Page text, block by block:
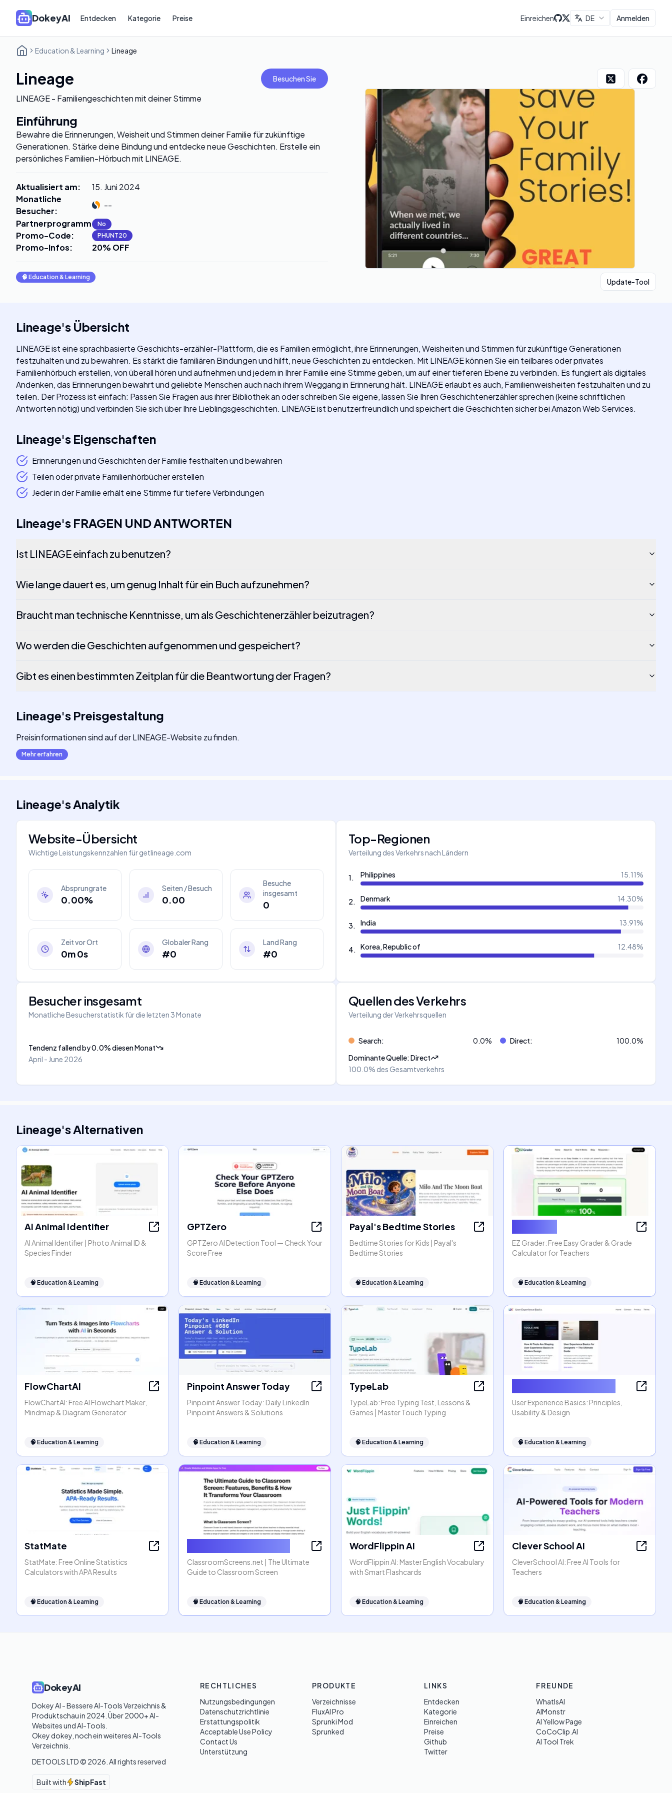
DokeyAI Entdecken Kategorie Preise Einreichen DE Anmelden
Education & Learning Lineage
Lineage Besuchen Sie
LINEAGE - Familiengeschichten mit deiner Stimme
Einführung
Bewahre die Erinnerungen, Weisheit und Stimmen deiner Familie für zukünftige
Generationen. Stärke deine Bindung und entdecke neue Geschichten. Erstelle ein
persönliches Familien-Hörbuch mit LINEAGE.
Aktualisiert am:
15. Juni 2024
Monatliche
Besucher:
--
Partnerprogramm: No
Promo-Code: PHUNT20
Promo-Infos: 20% OFF
🧠 Education & Learning
Update-Tool
Lineage's Übersicht
LINEAGE ist eine sprachbasierte Geschichts-erzähler-Plattform, die es Familien ermöglicht, ihre Erinnerungen, Weisheiten und Stimmen für zukünftige Generationen
festzuhalten und zu bewahren. Es stärkt die familiären Bindungen und hilft, neue Geschichten zu entdecken. Mit LINEAGE können Sie ein teilbares oder privates
Familienhörbuch erstellen, von überall hören und aufnehmen und jedem in Ihrer Familie eine Stimme geben, um auf einer tieferen Ebene zu verbinden. Es fungiert als digitales
Andenken, das Erinnerungen bewahrt und geliebte Menschen auch nach ihrem Weggang in Erinnerung hält. LINEAGE erlaubt es auch, Familienweisheiten festzuhalten und zu
teilen. Der Prozess ist einfach: Passen Sie Fragen aus ihrer Bibliothek an oder schreiben Sie eigene, lassen Sie Ihren Geschichtenerzähler sprechen (keine schriftlichen
Antworten nötig) und verbinden Sie sich über Ihre Lieblingsgeschichten. LINEAGE ist benutzerfreundlich und speichert die Geschichten sicher bei Amazon Web Services.
Lineage's Eigenschaften
Erinnerungen und Geschichten der Familie festhalten und bewahren
Teilen oder private Familienhörbücher erstellen
Jeder in der Familie erhält eine Stimme für tiefere Verbindungen
Lineage's FRAGEN UND ANTWORTEN
Ist LINEAGE einfach zu benutzen?
Wie lange dauert es, um genug Inhalt für ein Buch aufzunehmen?
Braucht man technische Kenntnisse, um als Geschichtenerzähler beizutragen?
Wo werden die Geschichten aufgenommen und gespeichert?
Gibt es einen bestimmten Zeitplan für die Beantwortung der Fragen?
Lineage's Preisgestaltung
Preisinformationen sind auf der LINEAGE-Website zu finden.
Mehr erfahren
Lineage'sAnalytik
Website-Übersicht
Wichtige Leistungskennzahlen fürgetlineage.com
Absprungrate
0.00%
Seiten / Besuch
0.00
Besuche
insgesamt
0
Zeit vor Ort
0m 0s
Globaler Rang
#0
Land Rang
#0
Top-Regionen
Verteilung des Verkehrs nach Ländern
1. Philippines 15.11%
2. Denmark 14.30%
3. India 13.91%
4. Korea, Republic of 12.48%
Besucher insgesamt
Monatliche Besucherstatistik für die letzten 3 Monate
Tendenz fallendby0.0%diesen Monat
April - June 2026
Quellen des Verkehrs
Verteilung der Verkehrsquellen
Search: 0.0% Direct: 100.0%
Dominante Quelle:Direct
100.0% des Gesamtverkehrs
Lineage'sAlternativen
AI Animal Identifier
AI Animal Identifier | Photo Animal ID &
Species Finder
🧠 Education & Learning
GPTZero
GPTZero AI Detection Tool — Check Your
Score Free
🧠 Education & Learning
Payal's Bedtime Stories
Bedtime Stories for Kids | Payal's
Bedtime Stories
🧠 Education & Learning
EZ Grader: Free Easy Grader & Grade
Calculator for Teachers
🧠 Education & Learning
FlowChartAI
FlowChartAI: Free AI Flowchart Maker,
Mindmap & Diagram Generator
🧠 Education & Learning
Pinpoint Answer Today
Pinpoint Answer Today: Daily LinkedIn
Pinpoint Answers & Solutions
🧠 Education & Learning
TypeLab
TypeLab: Free Typing Test, Lessons &
Games | Master Touch Typing
🧠 Education & Learning
User Experience Basics: Principles,
Usability & Design
🧠 Education & Learning
StatMate
StatMate: Free Online Statistics
Calculators with APA Results
🧠 Education & Learning
ClassroomScreens.net | The Ultimate
Guide to Classroom Screen
🧠 Education & Learning
WordFlippin AI
WordFlippin AI: Master English Vocabulary
with Smart Flashcards
🧠 Education & Learning
Clever School AI
CleverSchool AI: Free AI Tools for
Teachers
🧠 Education & Learning
DokeyAI
Dokey AI - Bessere AI-Tools Verzeichnis &
Produktschau in 2024. Über 2000+ AI-
Websites und AI-Tools.
Okey dokey, noch ein weiteres AI-Tools
Verzeichnis.
DETOOLS LTD © 2026 . All rights reserved
Built with ShipFast
RECHTLICHES
Nutzungsbedingungen
Datenschutzrichtlinie
Erstattungspolitik
Acceptable Use Policy
Contact Us
Unterstützung
PRODUKTE
Verzeichnisse
FluxAI Pro
Sprunki Mod
Sprunked
LINKS
Entdecken
Kategorie
Einreichen
Preise
Github
Twitter
FREUNDE
WhatIsAI
AIMonstr
AI Yellow Page
CoCoClip.AI
AI Tool Trek